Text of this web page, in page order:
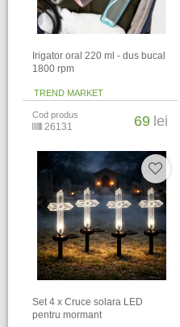
Irigator oral 220 ml - dus bucal
1800 rpm
TREND MARKET
Cod produs
26131 69 lei
Set 4 x Cruce solara LED
pentru mormant